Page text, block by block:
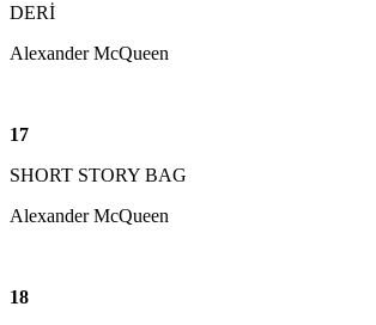
DERİ
Alexander McQueen
17
SHORT STORY BAG
Alexander McQueen
18